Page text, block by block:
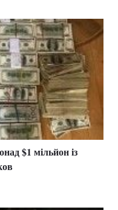
$1 мільйон із